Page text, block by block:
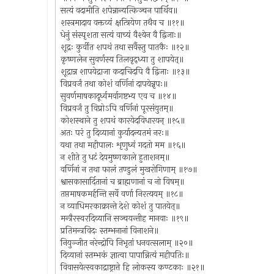
सत्यं वदामीति शपेन्नान्यत्किञ्चन पार्थिव॥
शस्त्रमादाय वक्तव्यं क्षत्त्रियेण तथैव च ॥११॥
धेनुं संस्पृशता सत्यं वाच्यं वैश्येन वै द्विजाः॥
शूद्रः कुर्वीत शपथं तथा सर्वैस्तु पातकैः ॥१२॥
कृष्णलेन सुवर्णस्य तिलवृद्ध्या तु शापयेत्॥
शूद्रान्न शापयेद्राजा कदाचिदपि वै द्विजाः ॥१३॥
विप्रवर्जं तथा कोशं वर्णिनां दापयेन्नृपः॥
सुवर्णमाषकादूर्ध्वमर्वागष्टभ्य एव च ॥१४॥
विप्रवर्जं तु विप्रोऽपि वर्णिनां पूरसंयुतम्॥
कोशस्थाने तु शपथं कारयेदविधारयन् ॥१५॥
अतः परं तु दिव्यानां कुर्यादन्यतमं नरः॥
यथा तथा महीपालः शृणुध्वं गदतो मम ॥१६॥
न शीते तु धटं देयमुष्णकाले हुताशनम्॥
वर्णिनां न तथा फालं तण्डुलं मुखरोगिणाम् ॥१७॥
श्वासकासार्दितानां च ब्राह्मणानां च नो विषम्॥
तप्तमाषकमर्हन्ति सर्वे वर्णा निरत्ययम् ॥१८॥
न व्याधिमरकाक्रान्ते देशे कोशं तु पातयेत्॥
मन्त्रैरस्वरदिव्यानि सञ्चयन्तीह मानवाः ॥१९॥
प्रतिमन्त्रविदः स्तम्भनानां विनाशने॥
नियुञ्जीत नरेन्द्रोपि निभृतां धनवत्सलाम् ॥२०॥
दिव्यानां स्तम्भकं ज्ञात्वा पापान्नित्यं महीपतिः॥
विवासयेत्स्वकाद्राष्ट्रात्ते हि लोकस्य कण्टकाः ॥२१॥